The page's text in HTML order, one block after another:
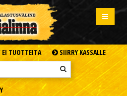
EI TUOTTEITA SIIRRY KASSALLE